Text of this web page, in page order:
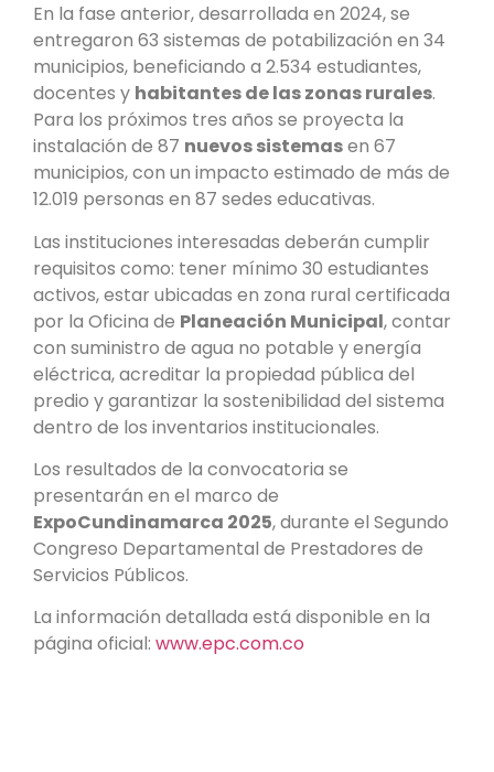
En la fase anterior, desarrollada en 2024, se
entregaron 63 sistemas de potabilización en 34
municipios, beneficiando a 2.534 estudiantes,
docentes y habitantes de las zonas rurales.
Para los próximos tres años se proyecta la
instalación de 87 nuevos sistemasen 67
municipios, con un impacto estimado de más de
12.019 personas en 87 sedes educativas.
Las instituciones interesadas deberán cumplir
requisitos como: tener mínimo 30 estudiantes
activos, estar ubicadas en zona rural certificada
por la Oficina de Planeación Municipal, contar
con suministro de agua no potable y energía
eléctrica, acreditar la propiedad pública del
predio y garantizar la sostenibilidad del sistema
dentro de los inventarios institucionales.
Los resultados de la convocatoria se
presentarán en el marco de
ExpoCundinamarca 2025, durante el Segundo
Congreso Departamental de Prestadores de
Servicios Públicos.
La información detallada está disponible en la
página oficial: www.epc.com.co